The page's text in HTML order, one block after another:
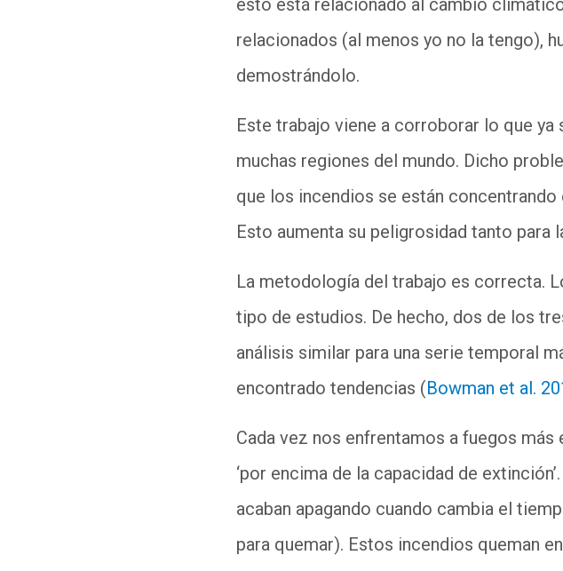
relacionados (al menos yo no la tengo),
demostrándolo.
Este trabajo viene a corroborar lo que
muchas regiones del mundo. Dicho
que los incendios se están concentrando
Esto aumenta su peligrosidad tanto
La metodología del trabajo es correcta.
tipo de estudios. De hecho, dos de los
análisis similar para una serie temporal
encontrado tendencias (Bowman et al.
Cada vez nos enfrentamos a fuegos
‘por encima de la capacidad de
acaban apagando cuando cambia el
para quemar). Estos incendios queman